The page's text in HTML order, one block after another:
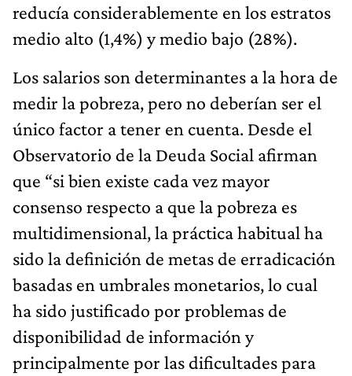
reducía considerablemente en los estratos
medio alto (1,4%) y medio bajo (28%).
Los salarios son determinantes a la hora de
medir la pobreza, pero no deberían ser el
único factor a tener en cuenta. Desde el
Observatorio de la Deuda Social afirman
que “si bien existe cada vez mayor
consenso respecto a que la pobreza es
multidimensional, la práctica habitual ha
sido la definición de metas de erradicación
basadas en umbrales monetarios, lo cual
ha sido justificado por problemas de
disponibilidad de información y
principalmente por las dificultades para